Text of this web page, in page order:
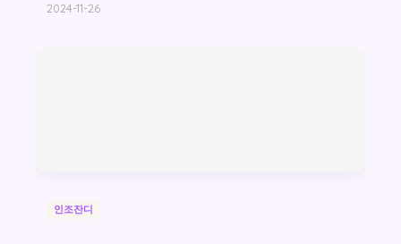
2024-11-26
인조잔디